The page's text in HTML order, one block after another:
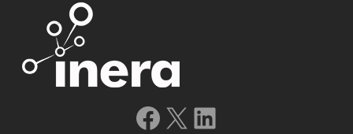
Facebook
X LinkedIn